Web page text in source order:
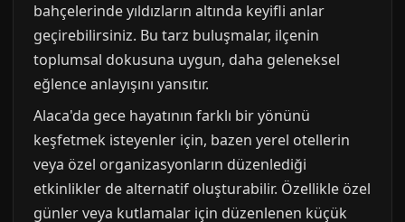
bahçelerinde yıldızların altında keyifli anlar
geçirebilirsiniz. Bu tarz buluşmalar, ilçenin
toplumsal dokusuna uygun, daha geleneksel
eğlence anlayışını yansıtır.
Alaca'da gece hayatının farklı bir yönünü
keşfetmek isteyenler için, bazen yerel otellerin
veya özel organizasyonların düzenlediği
etkinlikler de alternatif oluşturabilir. Özellikle özel
günler veya kutlamalar için düzenlenen küçük